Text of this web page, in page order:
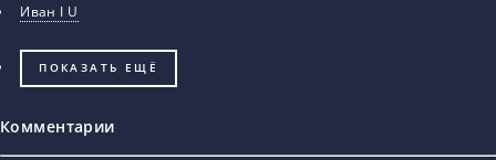
Иван I U
ПОКАЗАТЬ ЕЩЁ
Комментарии